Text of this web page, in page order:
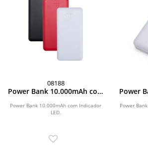
08188
Power Bank 10.000mAh com
Power Bank 10.000mAh com Indicador
LED.
Power
Power